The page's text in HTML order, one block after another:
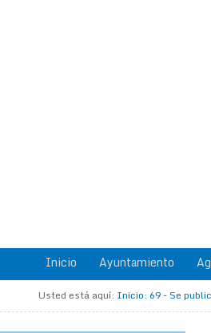
Inicio Ayuntamiento
Usted está aquí: Inicio: 69 - Se